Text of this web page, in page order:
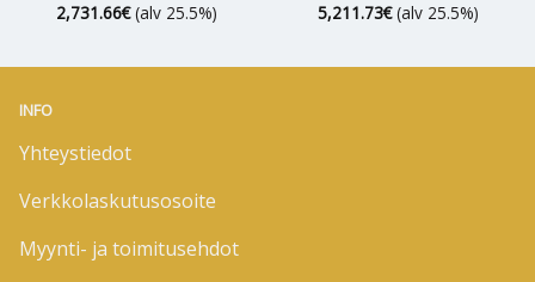
2,731.66€ (alv 25.5%)
5,211.73€ (alv 25.5%)
INFO
Yhteystiedot
Verkkolaskutusosoite
Myynti- ja toimitusehdot